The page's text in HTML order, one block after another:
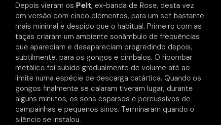
Depois vieram os Pelt, ex-banda de Rose, desta vez
em versão com cinco elementos, para um set bastante
mais minimal e despido que o habitual. Primeiro com as
taças criaram um ambiente sonâmbulo de frequências
que apareciam e desapareciam progredindo depois,
subtilmente, para os gongos e címbalos. O ribombar
metálico foi subido gradualmente de volume até ao
limite numa espécie de descarga catártica. Quando os
gongos finalmente se calaram tiveram lugar, durante
alguns minutos, os sons esparsos e percussivos de
campainhas e pequenos sinos. Terminaram quando o
silêncio se instalou.